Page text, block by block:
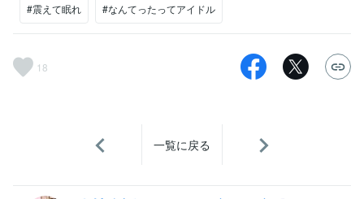
#震えて眠れ #なんてったってアイドル
18
一覧に戻る